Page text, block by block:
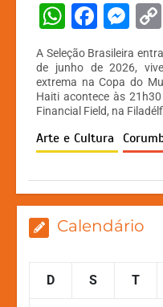
W
h
at
s
A
p
F
c
e
b
o
k
M
s
s
e
n
er
A Seleção Brasileira
de junho de 2026,
extrema na Copa do
Haiti acontece às
Financial Field, na
Arte e Cultura
Calendário
D S T